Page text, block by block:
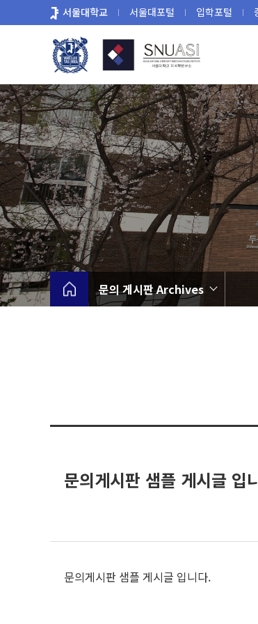
로
뉴
서울대학교 서울대포털 입학포털
문의 게시판 Archives
문의게시판 샘플 게시글 입
문의게시판 샘플 게시글 입니다.